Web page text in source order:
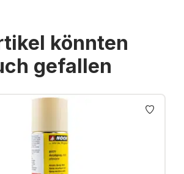
könnten
gefallen